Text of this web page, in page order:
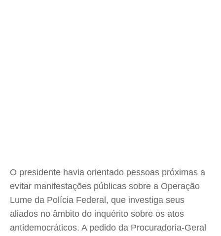
O presidente havia orientado pessoas próximas a
evitar manifestações públicas sobre a Operação
Lume da Polícia Federal, que investiga seus
aliados no âmbito do inquérito sobre os atos
antidemocráticos. A pedido da Procuradoria-Geral